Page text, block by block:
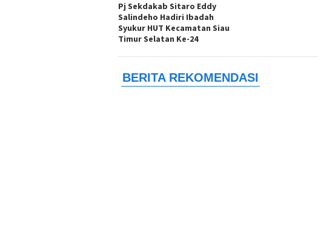
Pj Sekdakab Sitaro Eddy
Salindeho Hadiri Ibadah
Syukur HUT Kecamatan Siau
Timur Selatan Ke-24